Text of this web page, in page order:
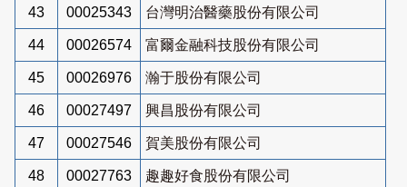
43 00025343 台灣明治醫藥股份有限公司
44 00026574 富爾金融科技股份有限公司
45 00026976 瀚于股份有限公司
46 00027497 興昌股份有限公司
47 00027546 賀美股份有限公司
48 00027763 趣趣好食股份有限公司